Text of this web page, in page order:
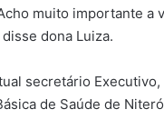
muito importante a
dona Luiza.
secretário
de Saúde de